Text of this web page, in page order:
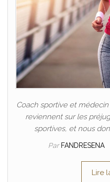
Coach sportive et
reviennent sur les
sportives, et nous
Par FANDRESENA
Lire